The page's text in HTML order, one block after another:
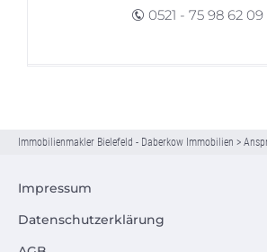
0521 - 75 98 62 09
Immobilienmakler Bielefeld - Daberkow Immobilien >
Impressum
Datenschutzerklärung